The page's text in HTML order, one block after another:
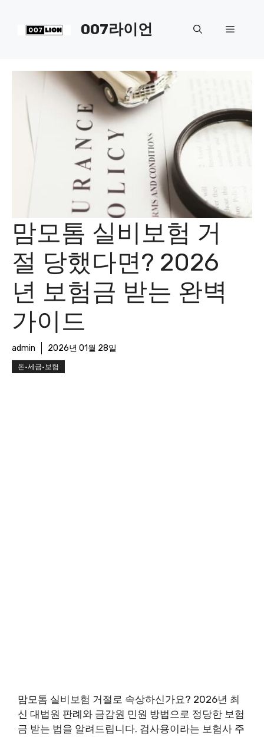
007라이언 메
맘모톰 실비보험 거
절 당했다면? 2026
년 보험금 받는 완벽
가이드
admin 2026년 01월 28일
돈·세금·보험
맘모톰 실비보험 거절로 속상하신가요? 2026년 최
신 대법원 판례와 금감원 민원 방법으로 정당한 보험
금 받는 법을 알려드립니다. 검사용이라는 보험사 주